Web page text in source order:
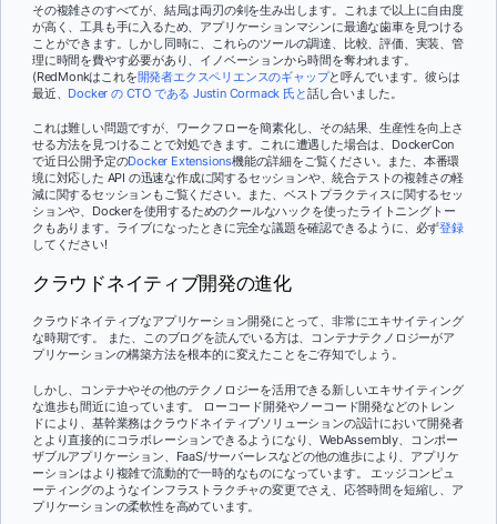
その複雑さのすべてが、結局は両刃の剣を生み出します。これまで以上に自由度
が高く、工具も手に入るため、アプリケーションマシンに最適な歯車を見つける
ことができます。しかし同時に、これらのツールの調達、比較、評価、実装、管
理に時間を費やす必要があり、イノベーションから時間を奪われます。
(RedMonkはこれを開発者エクスペリエンスのギャップと呼んでいます。彼らは
最近、 Docker の CTO である Justin Cormack 氏と話し合いました。
これは難しい問題ですが、ワークフローを簡素化し、その結果、生産性を向上さ
せる方法を見つけることで対処できます。これに遭遇した場合は、DockerCon
で近日公開予定のDocker Extensions機能の詳細をご覧ください。また、本番環
境に対応した API の迅速な作成に関するセッションや、統合テストの複雑さの軽
減に関するセッションもご覧ください。また、ベストプラクティスに関するセッ
ションや、Dockerを使用するためのクールなハックを使ったライトニングトー
クもあります。ライブになったときに完全な議題を確認できるように、必ず登録
してください!
クラウドネイティブ開発の進化
クラウドネイティブなアプリケーション開発にとって、非常にエキサイティング
な時期です。 また、このブログを読んでいる方は、コンテナテクノロジーがア
プリケーションの構築方法を根本的に変えたことをご存知でしょう。
しかし、コンテナやその他のテクノロジーを活用できる新しいエキサイティング
な進歩も間近に迫っています。 ローコード開発やノーコード開発などのトレン
ドにより、基幹業務はクラウドネイティブソリューションの設計において開発者
とより直接的にコラボレーションできるようになり、WebAssembly、コンポー
ザブルアプリケーション、FaaS/サーバーレスなどの他の進歩により、アプリケ
ーションはより複雑で流動的で一時的なものになっています。 エッジコンピュ
ーティングのようなインフラストラクチャの変更でさえ、応答時間を短縮し、ア
プリケーションの柔軟性を高めています。